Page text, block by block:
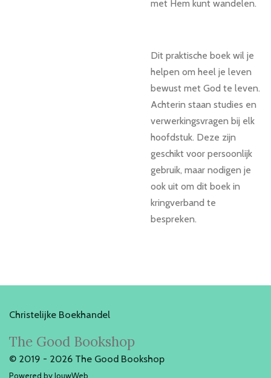
met Hem kunt wandelen.
Dit praktische boek wil je
helpen om heel je leven
bewust met God te leven.
Achterin staan studies en
verwerkingsvragen bij elk
hoofdstuk. Deze zijn
geschikt voor persoonlijk
gebruik, maar nodigen je
ook uit om dit boek in
kringverband te
bespreken.
Christelijke Boekhandel
The Good Bookshop
© 2019 - 2026 The Good Bookshop
Powered byJouwWeb